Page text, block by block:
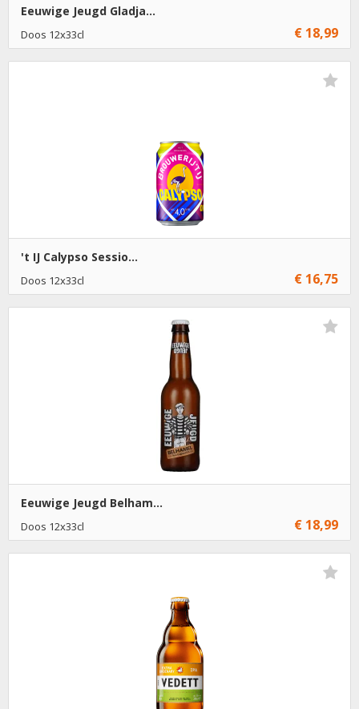
Eeuwige Jeugd Gladja...
Doos 12x33cl € 18,99
't IJ Calypso Sessio...
Doos 12x33cl € 16,75
Eeuwige Jeugd Belham...
Doos 12x33cl € 18,99